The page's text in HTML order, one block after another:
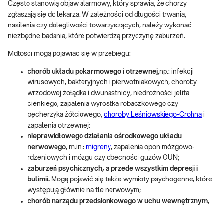
Często stanowią objaw alarmowy, który sprawia, że chorzy
zgłaszają się do lekarza. W zależności od długości trwania,
nasilenia czy dolegliwości towarzyszących, należy wykonać
niezbędne badania, które potwierdzą przyczynę zaburzeń.
Mdłości mogą pojawiać się w przebiegu:
chorób układu pokarmowego i otrzewnej,np.: infekcji
wirusowych, bakteryjnych i pierwotniakowych, choroby
wrzodowej żołądka i dwunastnicy, niedrożności jelita
cienkiego, zapalenia wyrostka robaczkowego czy
pęcherzyka żółciowego, choroby Leśniowskiego-Crohna i
zapalenia otrzewnej;
nieprawidłowego działania ośrodkowego układu
nerwowego, m.in.: migreny, zapalenia opon mózgowo-
rdzeniowych i mózgu czy obecności guzów OUN;
zaburzeń psychicznych, a przede wszystkim depresji i
bulimii. Mogą pojawić się także wymioty psychogenne, które
występują głównie na tle nerwowym;
chorób narządu przedsionkowego w uchu wewnętrznym,